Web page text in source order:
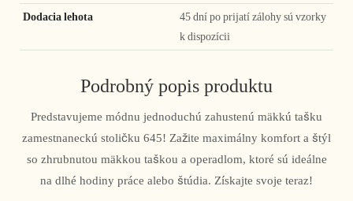
Dodacia lehota
45 dní po prijatí zálohy sú vzorky
k dispozícii
Podrobný popis produktu
Predstavujeme módnu jednoduchú zahustenú mäkkú tašku
zamestnaneckú stoličku 645! Zažite maximálny komfort a štýl
so zhrubnutou mäkkou taškou a operadlom, ktoré sú ideálne
na dlhé hodiny práce alebo štúdia. Získajte svoje teraz!